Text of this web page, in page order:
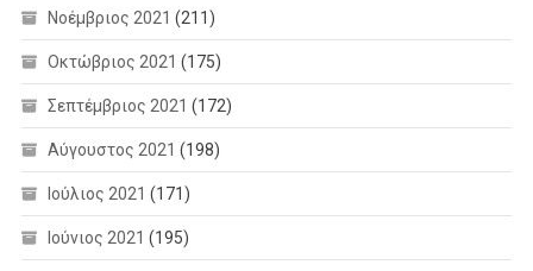
Νοέμβριος 2021 (211)
Οκτώβριος 2021 (175)
Σεπτέμβριος 2021 (172)
Αύγουστος 2021 (198)
Ιούλιος 2021 (171)
Ιούνιος 2021 (195)